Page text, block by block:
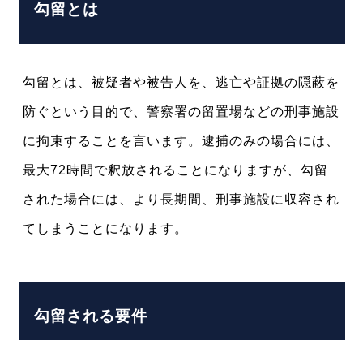
勾留とは
勾留とは、被疑者や被告人を、逃亡や証拠の隠蔽を
防ぐという目的で、警察署の留置場などの刑事施設
に拘束することを言います。逮捕のみの場合には、
最大72時間で釈放されることになりますが、勾留
された場合には、より長期間、刑事施設に収容され
てしまうことになります。
勾留される要件